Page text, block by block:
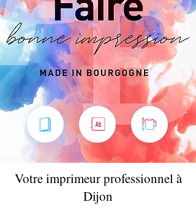
Votre imprimeur professionnel à
Dijon